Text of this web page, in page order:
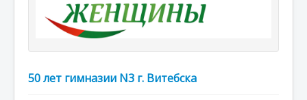
50 лет гимназии N3 г. Витебска